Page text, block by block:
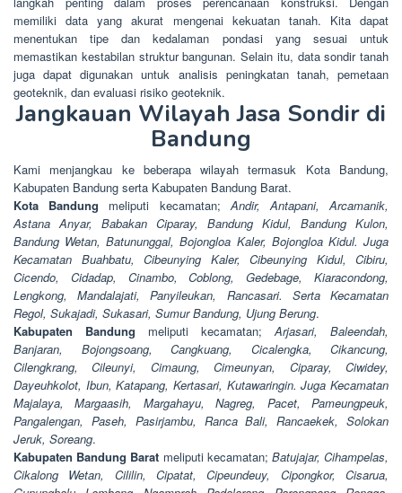
memiliki data yang akurat mengenai kekuatan tanah. Kita dapat
menentukan tipe dan kedalaman pondasi yang sesuai untuk
memastikan kestabilan struktur bangunan. Selain itu, data sondir tanah
juga dapat digunakan untuk analisis peningkatan tanah, pemetaan
geoteknik, dan evaluasi risiko geoteknik.
Jangkauan Wilayah Jasa Sondir di
Bandung
Kami menjangkau ke beberapa wilayah termasuk Kota Bandung,
Kabupaten Bandung serta Kabupaten Bandung Barat.
Kota Bandung meliputi kecamatan;Andir, Antapani, Arcamanik,
Astana Anyar, Babakan Ciparay, Bandung Kidul, Bandung Kulon,
Bandung Wetan, Batununggal, Bojongloa Kaler, Bojongloa Kidul. Juga
Kecamatan Buahbatu, Cibeunying Kaler, Cibeunying Kidul, Cibiru,
Cicendo, Cidadap, Cinambo, Coblong, Gedebage, Kiaracondong,
Lengkong, Mandalajati, Panyileukan, Rancasari. Serta Kecamatan
Regol, Sukajadi, Sukasari, Sumur Bandung, Ujung Berung.
Kabupaten Bandung meliputi kecamatan;Arjasari, Baleendah,
Banjaran, Bojongsoang, Cangkuang, Cicalengka, Cikancung,
Cilengkrang, Cileunyi, Cimaung, Cimeunyan, Ciparay, Ciwidey,
Dayeuhkolot, Ibun, Katapang, Kertasari, Kutawaringin. Juga Kecamatan
Majalaya, Margaasih, Margahayu, Nagreg, Pacet, Pameungpeuk,
Pangalengan, Paseh, Pasirjambu, Ranca Bali, Rancaekek, Solokan
Jeruk, Soreang.
Kabupaten Bandung Barat meliputi kecamatan; Batujajar, Cihampelas,
Cikalong Wetan, Cililin, Cipatat, Cipeundeuy, Cipongkor, Cisarua,